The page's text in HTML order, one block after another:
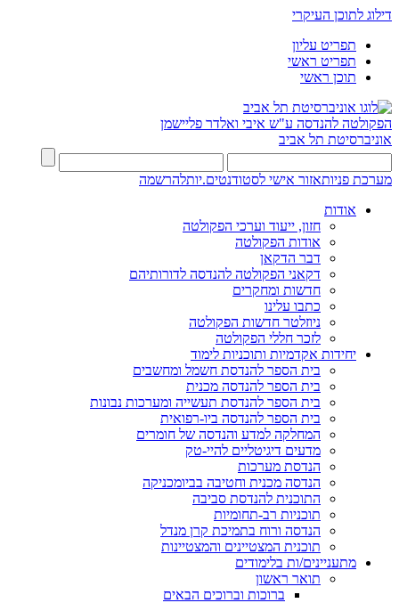
דילוג לתוכן העיקרי
תפריט עליון
תפריט ראשי
תוכן ראשי
הפקולטה להנדסה ע"ש איבי ואלדר פליישמן
אוניברסיטת תל אביב
מערכת פניותאזור אישי לסטודנטים.יותלהרשמה
אודות
חזון, ייעוד וערכי הפקולטה
אודות הפקולטה
דבר הדקאן
דקאני הפקולטה להנדסה לדורותיהם
חדשות ומחקרים
כתבו עלינו
ניוזלטר חדשות הפקולטה
לזכר חללי הפקולטה
יחידות אקדמיות ותוכניות לימוד
בית הספר להנדסת חשמל ומחשבים
בית הספר להנדסה מכנית
בית הספר להנדסת תעשייה ומערכות נבונות
בית הספר להנדסה ביו-רפואית
המחלקה למדע והנדסה של חומרים
מדעים דיגיטליים להיי-טק
הנדסת מערכות
הנדסה מכנית וחטיבה בביומכניקה
התוכנית להנדסת סביבה
תוכניות רב-תחומיות
הנדסה ורוח בתמיכת קרן מנדל
תוכנית המצטיינים והמצטיינות
מתעניינים/ות בלימודים
תואר ראשון
ברוכות וברוכים הבאים